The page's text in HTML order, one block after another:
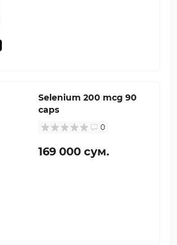
Selenium 200 mcg 90
caps
0
169 000 сум.